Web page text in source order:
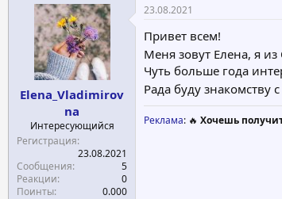
Elena_Vladimirov
na
Интересующийся
Регистрация
23.08.2021
Сообщения
5
Реакции
0
Поинты
0.000
23.08.2021
Привет всем!
Меня зовут Елена, я из
Чуть больше года
Рада буду
Реклама: 🔥 Хочешь